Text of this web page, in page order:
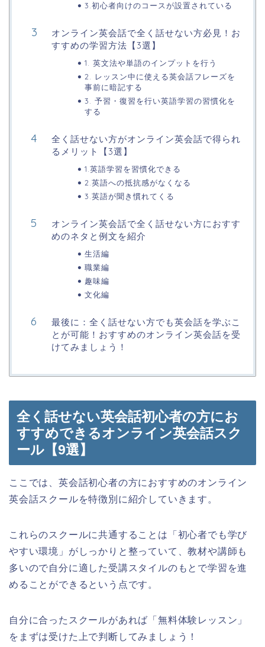
3.初心者向けのコースが設置されている
オンライン英会話で全く話せない方必見！お
すすめの学習方法【3選】
1. 英文法や単語のインプットを行う
2. レッスン中に使える英会話フレーズを
事前に暗記する
3. 予習・復習を行い英語学習の習慣化を
する
全く話せない方がオンライン英会話で得られ
るメリット【3選】
1.英語学習を習慣化できる
2.英語への抵抗感がなくなる
3.英語が聞き慣れてくる
オンライン英会話で全く話せない方におすす
めのネタと例文を紹介
生活編
職業編
趣味編
文化編
最後に：全く話せない方でも英会話を学ぶこ
とが可能！おすすめのオンライン英会話を受
けてみましょう！
全く話せない英会話初心者の方にお
すすめできるオンライン英会話スク
ール【9選】
ここでは、英会話初心者の方におすすめのオンライン
英会話スクールを特徴別に紹介していきます。
これらのスクールに共通することは「初心者でも学び
やすい環境」がしっかりと整っていて、教材や講師も
多いので自分に適した受講スタイルのもとで学習を進
めることができるという点です。
自分に合ったスクールがあれば「無料体験レッスン」
をまずは受けた上で判断してみましょう！